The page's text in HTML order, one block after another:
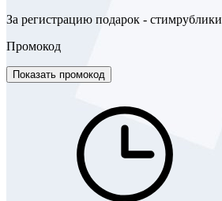
За регистрацию подарок - стимрублики
Промокод
Показать промокод